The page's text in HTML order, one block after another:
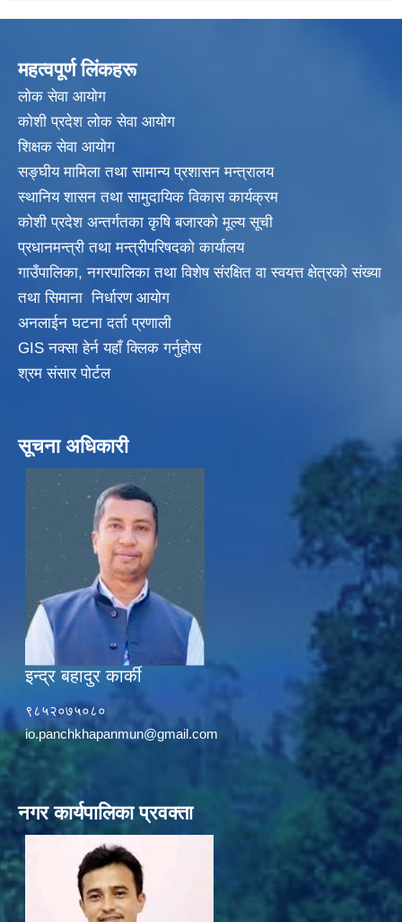
महत्वपूर्ण लिंकहरू
लाेक सेवा आयाेग
कोशी प्रदेश लोक सेवा आयोग
शिक्षक सेवा आयाेग
सङ्‍घीय मामिला तथा सामान्य प्रशासन मन्त्रालय
स्थानिय शासन तथा सामुदायिक विकास कार्यक्रम
कोशी प्रदेश अन्तर्गतका कृषि बजारको मूल्य सूची
प्रधानमन्त्री तथा मन्त्रीपरिषदकाे कार्यालय
गाउँपालिका, नगरपालिका तथा विशेष संरक्षित वा स्वयत्त क्षेत्रकाे संख्या
तथा सिमाना निर्धारण आयाेग
अनलाईन घटना दर्ता प्रणाली
GIS नक्सा हेर्न यहाँ क्लिक गर्नुहाेस
श्रम संसार पोर्टल
सूचना अधिकारी
इन्द्र बहादुर कार्की
९८५२०७५०८०
io.panchkhapanmun@gmail.com
नगर कार्यपालिका प्रवक्ता